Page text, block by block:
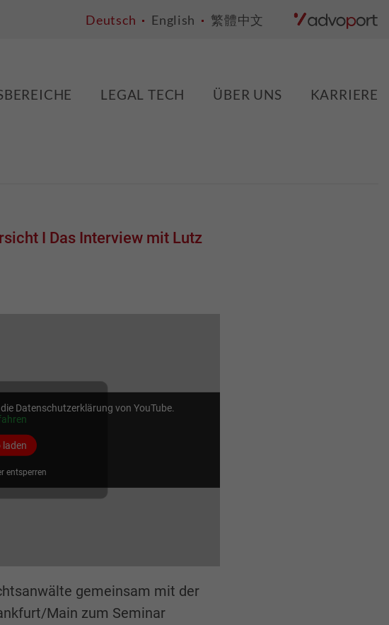
Deutsch English 繁體中文
LEGAL TECH ÜBER UNS KARRIERE
I Das Interview mit Lutz
Datenschutzerklärung von YouTube.
laden
entsperren
gemeinsam mit der
Main zum Seminar